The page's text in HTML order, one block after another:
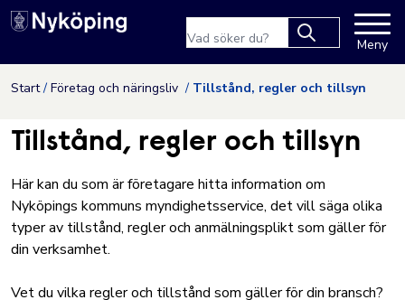
Hoppa till innehåll
Nyköpings kommuns
results.
Meny
Start Företag och näringsliv Tillstånd, regler och tillsyn
Tillstånd, regler och tillsyn
Här kan du som är företagare hitta information om
Nyköpings kommuns myndighetsservice, det vill säga olika
typer av tillstånd, regler och anmälningsplikt som gäller för
din verksamhet.
Vet du vilka regler och tillstånd som gäller för din bransch?